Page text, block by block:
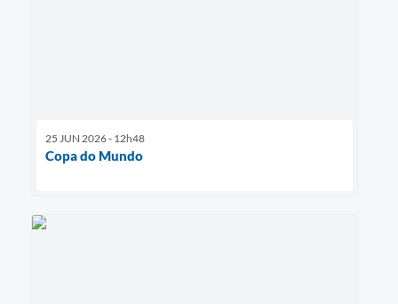
25 JUN 2026 - 12h48
Copa do Mundo